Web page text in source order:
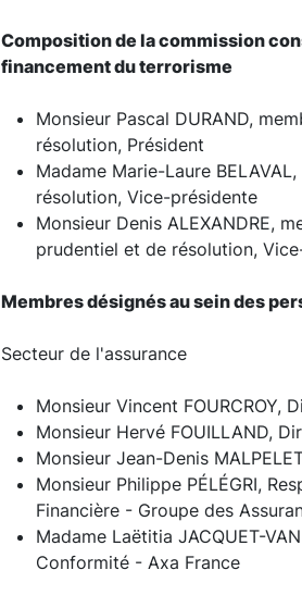
Composition de la commission
financement du terrorisme
Monsieur Pascal DURAND,
résolution, Président
Madame Marie-Laure
résolution, Vice-présidente
Monsieur Denis ALEXANDRE,
prudentiel et de résolution,
Membres désignés au sein des
Secteur de l'assurance
Monsieur Vincent FOURCROY,
Monsieur Hervé FOUILLAND,
Monsieur Jean-Denis
Monsieur Philippe PÉLÉGRI,
Financière - Groupe des
Madame Laëtitia JACQUET-
Conformité - Axa France